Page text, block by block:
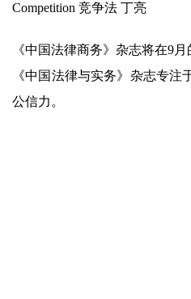
Competition 竞争法 丁亮
《中国法律商务》杂志将在9
《中国法律与实务》杂志专
公信力。